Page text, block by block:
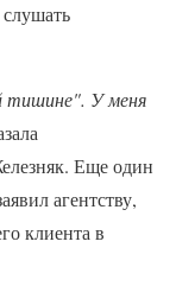
тишине". У меня
Еще один
агентству,
клиента в